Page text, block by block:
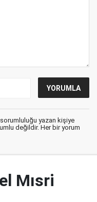
sorumluluğu yazan kişiye
değildir. Her bir yorum
Mısri